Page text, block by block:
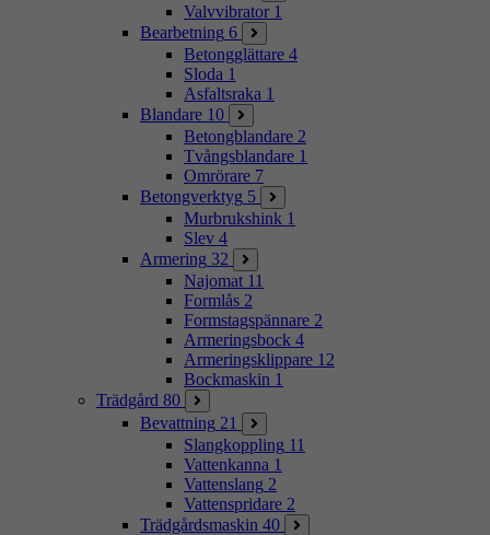
Valvvibrator 1
Bearbetning 6
Betongglättare 4
Sloda 1
Asfaltsraka 1
Blandare 10
Betongblandare 2
Tvångsblandare 1
Omrörare 7
Betongverktyg 5
Murbrukshink 1
Slev 4
Armering 32
Najomat 11
Formlås 2
Formstagspännare 2
Armeringsbock 4
Armeringsklippare 12
Bockmaskin 1
Trädgård 80
Bevattning 21
Slangkoppling 11
Vattenkanna 1
Vattenslang 2
Vattenspridare 2
Trädgårdsmaskin 40